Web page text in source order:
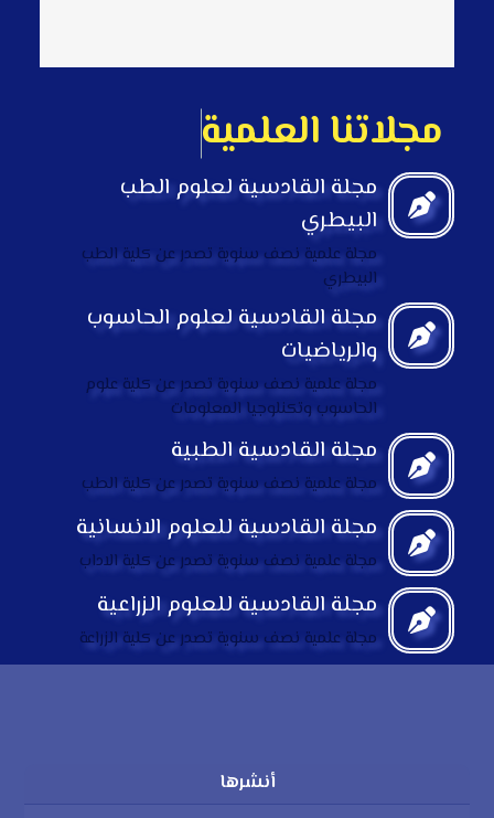
مجلتناالعلمية
مجلة القادسية لعلوم الطب
البيطري
مجلة علمية نصف سنوية تصدر عن كلية الطب
البيطري
مجلة القادسية لعلوم الحاسوب
والرياضيات
مجلة علمية نصف سنوية تصدر عن كلية علوم
الحاسوب وتكنلوجيا المعلومات
مجلة القادسية الطبية
مجلة علمية نصف سنوية تصدر عن كلية الطب
مجلة القادسية للعلوم الانسانية
مجلة علمية نصف سنوية تصدر عن كلية الاداب
مجلة القادسية للعلوم الزراعية
مجلة علمية نصف سنوية تصدر عن كلية الزراعة